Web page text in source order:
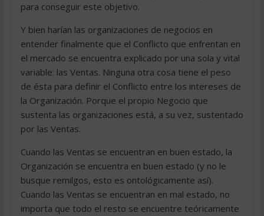
para conseguir este objetivo.
Y bien harían las organizaciones de negocios en
entender finalmente que el Conflicto que enfrentan en
el mercado se encuentra explicado por una sola y vital
variable: las Ventas. Ninguna otra cosa tiene el peso
de ésta para definir el Conflicto entre los intereses de
la Organización. Porque el propio Negocio que
sustenta las organizaciones está, a su vez, sustentado
por las Ventas.
Cuando las Ventas se encuentran en buen estado, la
Organización se encuentra en buen estado (y no le
busque remilgos, esto es ontológicamente así).
Cuando las Ventas se encuentran en mal estado, no
importa que todo el resto se encuentre teóricamente